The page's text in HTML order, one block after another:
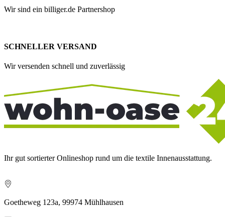
Wir sind ein billiger.de Partnershop
SCHNELLER VERSAND
Wir versenden schnell und zuverlässig
Ihr gut sortierter Onlineshop rund um die textile Innenausstattung.
Goetheweg 123a, 99974 Mühlhausen